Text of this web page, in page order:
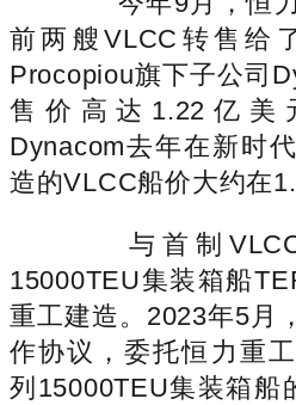
前两艘VLCC转售给
Procopiou旗下子公司
售价高达1.22亿美
Dynacom去年在新时
造的VLCC船价大约在
与首制VLCC
15000TEU集装箱船
重工建造。2023年5月
作协议，委托恒力重
列15000TEU集装箱船